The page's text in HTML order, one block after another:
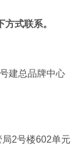
式联系。
建总品牌中心
2号楼602单元